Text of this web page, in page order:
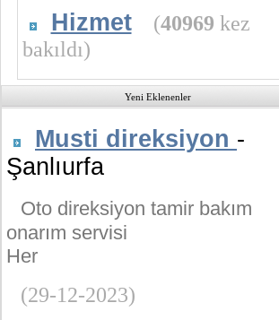
Hizmet (40969 kez
bakıldı)
Yeni Eklenenler
Musti direksiyon -
Şanlıurfa
Oto direksiyon tamir bakım
onarım servisi
Her
(29-12-2023)